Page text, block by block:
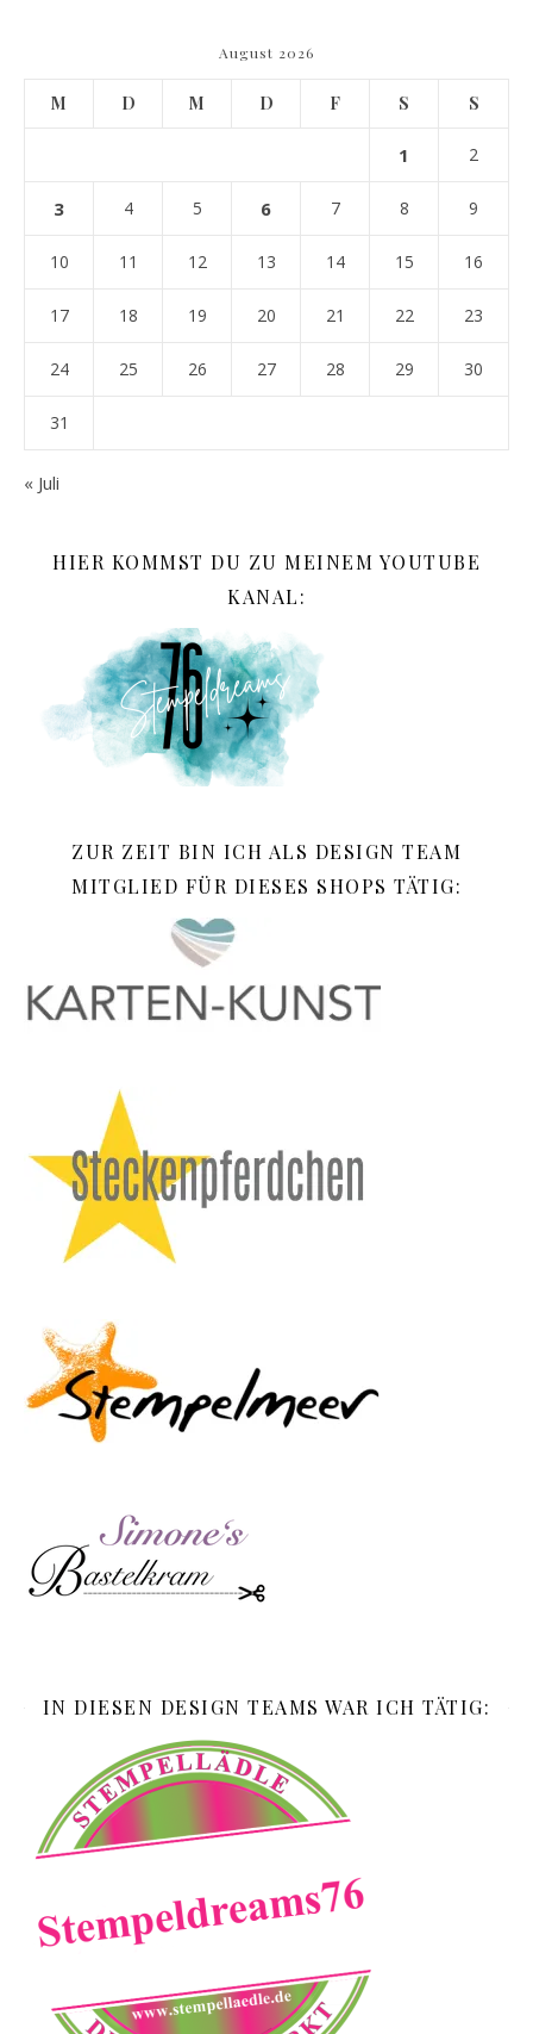
August 2026
M D M D F S S
1 2
3 4 5 6 7 8 9
10 11 12 13 14 15 16
17 18 19 20 21 22 23
24 25 26 27 28 29 30
31
« Juli
HIER KOMMST DU ZU MEINEM YOUTUBE
KANAL:
ZUR ZEIT BIN ICH ALS DESIGN TEAM
MITGLIED FÜR DIESES SHOPS TÄTIG:
IN DIESEN DESIGN TEAMS WAR ICH TÄTIG: